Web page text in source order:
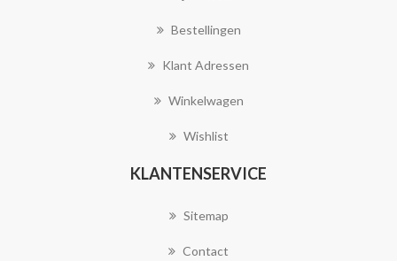
Bestellingen
Klant Adressen
Winkelwagen
Wishlist
KLANTENSERVICE
Sitemap
Contact